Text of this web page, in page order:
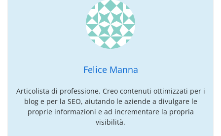
Felice Manna
Articolista di professione. Creo contenuti ottimizzati per i
blog e per la SEO, aiutando le aziende a divulgare le
proprie informazioni e ad incrementare la propria
visibilità.